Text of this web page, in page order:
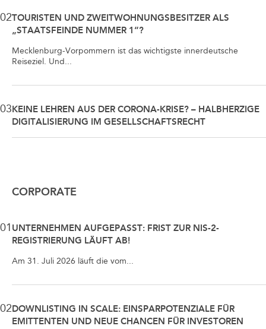
02TOURISTEN UND ZWEITWOHNUNGSBESITZER ALS
„STAATSFEINDE NUMMER 1“?
Mecklenburg-Vorpommern ist das wichtigste innerdeutsche
Reiseziel. Und...
03KEINE LEHREN AUS DER CORONA-KRISE? – HALBHERZIGE
DIGITALISIERUNG IM GESELLSCHAFTSRECHT
CORPORATE
01 UNTERNEHMEN AUFGEPASST: FRIST ZUR NIS-2-
REGISTRIERUNG LÄUFT AB!
Am 31. Juli 2026 läuft die vom...
02DOWNLISTING IN SCALE: EINSPARPOTENZIALE FÜR
EMITTENTEN UND NEUE CHANCEN FÜR INVESTOREN